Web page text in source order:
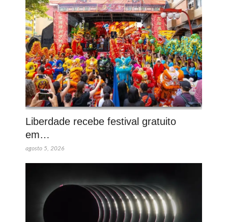
Liberdade recebe festival gratuito
em…
agosto 5, 2026